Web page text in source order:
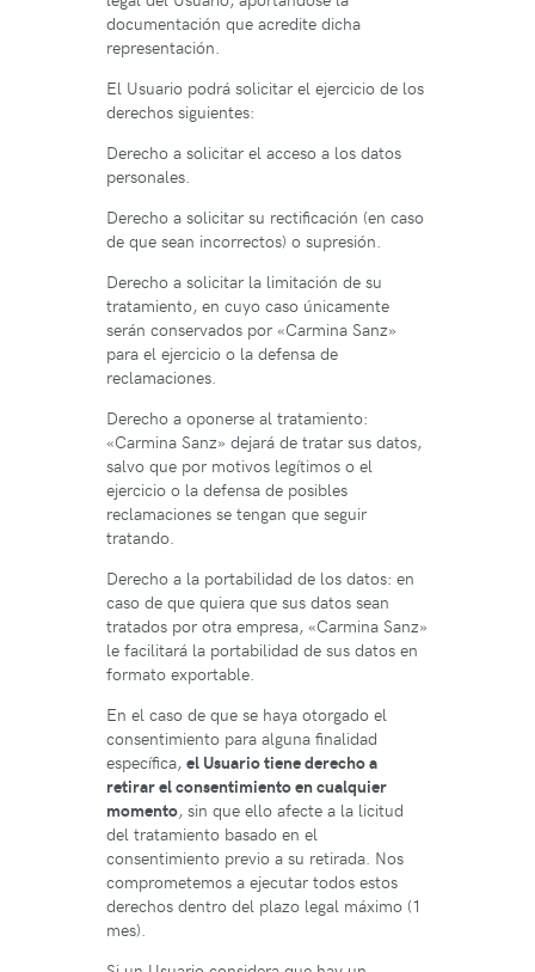
documentación que acredite dicha
representación.
El Usuario podrá solicitar el ejercicio de los
derechos siguientes:
Derecho a solicitar el acceso a los datos
personales.
Derecho a solicitar su rectificación (en caso
de que sean incorrectos) o supresión.
Derecho a solicitar la limitación de su
tratamiento, en cuyo caso únicamente
serán conservados por «Carmina Sanz»
para el ejercicio o la defensa de
reclamaciones.
Derecho a oponerse al tratamiento:
«Carmina Sanz» dejará de tratar sus datos,
salvo que por motivos legítimos o el
ejercicio o la defensa de posibles
reclamaciones se tengan que seguir
tratando.
Derecho a la portabilidad de los datos: en
caso de que quiera que sus datos sean
tratados por otra empresa, «Carmina Sanz»
le facilitará la portabilidad de sus datos en
formato exportable.
En el caso de que se haya otorgado el
consentimiento para alguna finalidad
específica, el Usuario tiene derecho a
retirar el consentimiento en cualquier
momento, sin que ello afecte a la licitud
del tratamiento basado en el
consentimiento previo a su retirada. Nos
comprometemos a ejecutar todos estos
derechos dentro del plazo legal máximo (1
mes).